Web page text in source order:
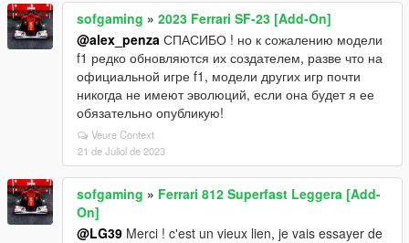
sofgaming » 2023 Ferrari SF-23 [Add-On]
@alex_penza СПАСИБО ! но к сожалению модели
f1 редко обновляются их создателем, разве что на
официальной игре f1, модели других игр почти
никогда не имеют эволюций, если она будет я ее
обязательно опубликую!
Veure Context
21 de Juliol de 2023
sofgaming » Ferrari 812 Superfast Leggera [Add-
On]
@LG39 Merci ! c'est un vieux lien, je vais essayer de